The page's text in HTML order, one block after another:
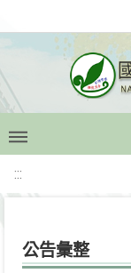
:::
公告彙整